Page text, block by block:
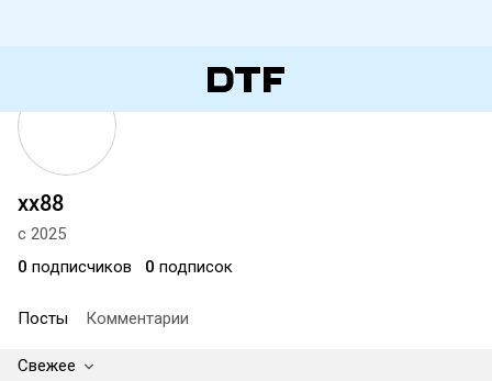
xx88
с 2025
0 подписчиков 0 подписок
Посты Комментарии
Свежее